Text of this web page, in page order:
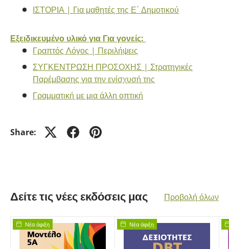
ΙΣΤΟΡΙΑ | Για μαθητές της Ε΄ Δημοτικού
Εξειδικευμένο υλικό για Για γονείς:
Γραπτός Λόγος | Περιλήψεις
ΣΥΓΚΕΝΤΡΩΣΗ ΠΡΟΣΟΧΗΣ | Στρατηγικές
Παρέμβασης για την ενίσχυσή της
Γραμματική με μια άλλη οπτική
Share:
Δείτε τις νέες εκδόσεις μας Προβολή όλων
Νέα άφιξη Νέα άφιξη